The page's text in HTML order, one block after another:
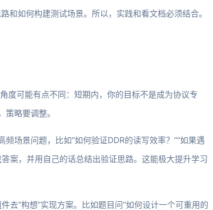
如何构建测试场景。所以，实践和看文档必须结合。
度可能有点不同：短期内，你的目标不是成为协议专
略要调整。
场景问题，比如“如何验证DDR的读写效率？”“如果遇
案，并用自己的话总结出验证思路。这能极大提升学习
去“构想”实现方案。比如题目问“如何设计一个可重用的